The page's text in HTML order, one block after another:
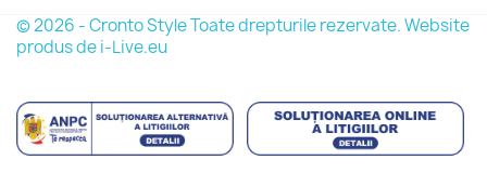
© 2026 - Cronto Style Toate drepturile rezervate. Website
produs de i-Live.eu